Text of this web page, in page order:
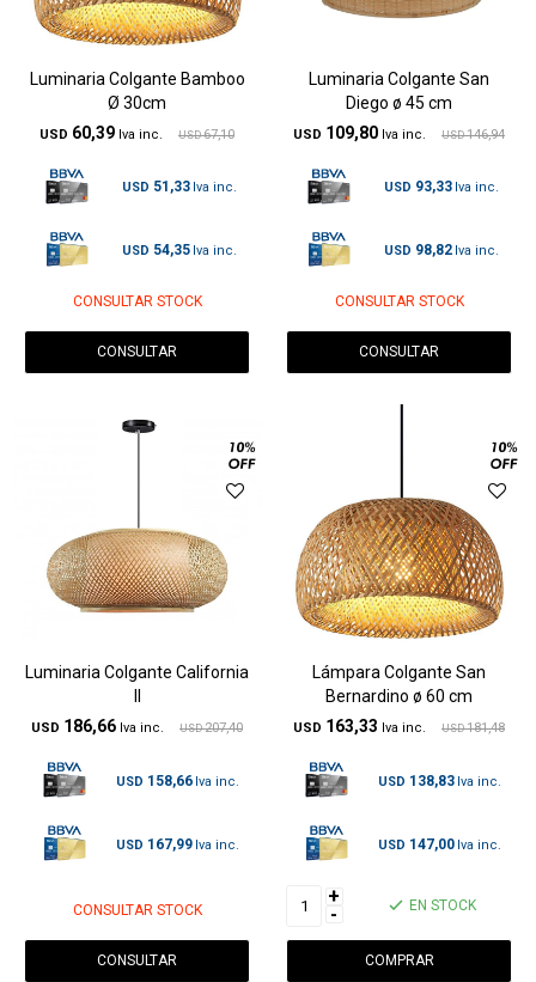
Luminaria Colgante Bamboo
Ø 30cm
USD 60,39 USD 67,10
USD 51,33
USD 54,35
CONSULTAR STOCK
CONSULTAR
Luminaria Colgante San
Diego ø 45 cm
USD 109,80 USD 146,94
USD 93,33
USD 98,82
CONSULTAR STOCK
CONSULTAR
Luminaria Colgante California
USD 186,66 USD 207,40
USD 158,66
USD 167,99
CONSULTAR STOCK
CONSULTAR
Lámpara Colgante San
Bernardino ø 60 cm
USD 163,33 USD 181,48
USD 138,83
USD 147,00
+
- EN STOCK